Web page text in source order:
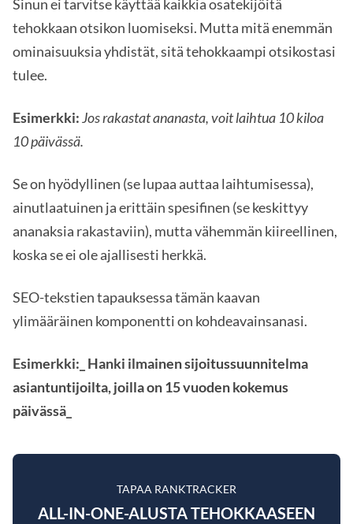
Sinun ei tarvitse käyttää kaikkia osatekijöitä
tehokkaan otsikon luomiseksi. Mutta mitä enemmän
ominaisuuksia yhdistät, sitä tehokkaampi otsikostasi
tulee.
Esimerkki:Jos rakastat ananasta, voit laihtua 10 kiloa
10 päivässä.
Se on hyödyllinen (se lupaa auttaa laihtumisessa),
ainutlaatuinen ja erittäin spesifinen (se keskittyy
ananaksia rakastaviin), mutta vähemmän kiireellinen,
koska se ei ole ajallisesti herkkä.
SEO-tekstien tapauksessa tämän kaavan
ylimääräinen komponentti on kohdeavainsanasi.
Esimerkki:_ Hanki ilmainen sijoitussuunnitelma
asiantuntijoilta, joilla on 15 vuoden kokemus
päivässä_
TAPAA RANKTRACKER
ALL-IN-ONE-ALUSTA TEHOKKAASEEN